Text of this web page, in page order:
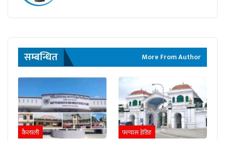
सम्बन्धित More From Author
कैलाली फ्ल्यास हेडिङ